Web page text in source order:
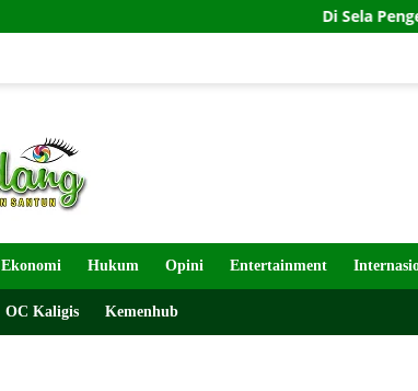
Di Sela Pengerjaan Rabat Beton,
Ekonomi Hukum Opini Entertainment
OC Kaligis Kemenhub